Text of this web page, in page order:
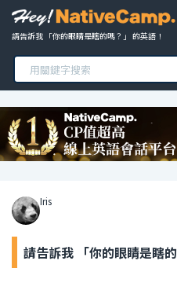
請告訴我 「你的眼睛是瞎的嗎？」 的英語！
Iris
請告訴我 「你的眼睛是瞎